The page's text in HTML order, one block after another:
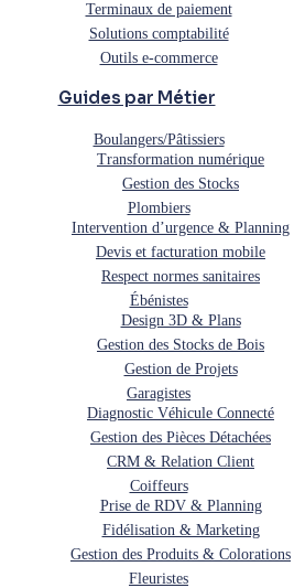
Terminaux de paiement
Solutions comptabilité
Outils e-commerce
Guides par Métier
Boulangers/Pâtissiers
Transformation numérique
Gestion des Stocks
Plombiers
Intervention d’urgence & Planning
Devis et facturation mobile
Respect normes sanitaires
Ébénistes
Design 3D & Plans
Gestion des Stocks de Bois
Gestion de Projets
Garagistes
Diagnostic Véhicule Connecté
Gestion des Pièces Détachées
CRM & Relation Client
Coiffeurs
Prise de RDV & Planning
Fidélisation & Marketing
Gestion des Produits & Colorations
Fleuristes